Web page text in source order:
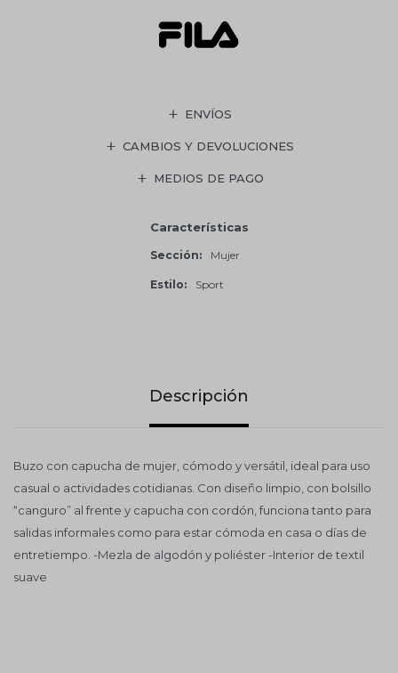
ENVÍOS
CAMBIOS Y DEVOLUCIONES
MEDIOS DE PAGO
Características
Sección Mujer
Estilo Sport
Descripción
Buzo con capucha de mujer, cómodo y versátil, ideal para uso
casual o actividades cotidianas. Con diseño limpio, con bolsillo
“canguro” al frente y capucha con cordón, funciona tanto para
salidas informales como para estar cómoda en casa o días de
entretiempo. -Mezla de algodón y poliéster -Interior de textil
suave